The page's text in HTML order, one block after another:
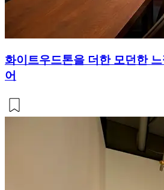
화이트우드톤을 더한 모던한
어